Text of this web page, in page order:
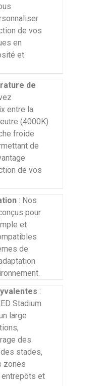
de vos
en
et
de
entre la
(4000K)
froide
de
de vos
: Nos
pour
et
de
:
Stadium
large
des
stades,
zones
et